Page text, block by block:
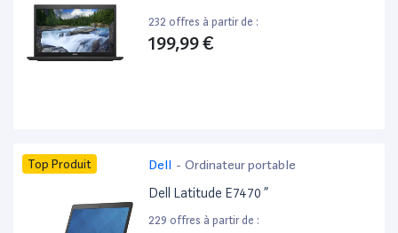
232 offres à partir de :
199,99 €
Top Produit Dell - Ordinateur portable
Dell Latitude E7470 ”
229 offres à partir de :